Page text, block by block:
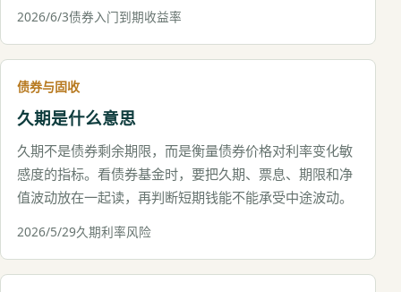
2026/6/3债券入门到期收益率
债券与固收
久期是什么意思
久期不是债券剩余期限，而是衡量债券价格对利率变化敏
感度的指标。看债券基金时，要把久期、票息、期限和净
值波动放在一起读，再判断短期钱能不能承受中途波动。
2026/5/29久期利率风险